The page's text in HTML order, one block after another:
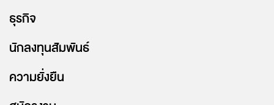
ธุรกิจ
นักลงทุนสัมพันธ์
ความยั่งยืน